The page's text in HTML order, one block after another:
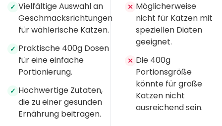
✓ Vielfältige Auswahl an
Geschmacksrichtungen
für wählerische Katzen.
✓ Praktische 400g Dosen
für eine einfache
Portionierung.
✓ Hochwertige Zutaten,
die zu einer gesunden
Ernährung beitragen.
✕ Möglicherweise
nicht für Katzen mit
speziellen Diäten
geeignet.
✕ Die 400g
Portionsgröße
könnte für große
Katzen nicht
ausreichend sein.